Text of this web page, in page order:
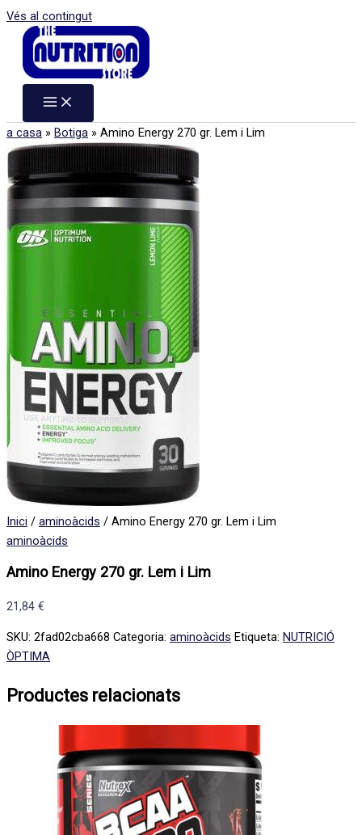
Vés al contingut
a casa » Botiga » Amino Energy 270 gr. Lem i Lim
Inici / aminoàcids / Amino Energy 270 gr. Lem i Lim
aminoàcids
Amino Energy 270 gr. Lem i Lim
21,84 €
SKU: 2fad02cba668 Categoria: aminoàcids Etiqueta: NUTRICIÓ
ÒPTIMA
Productes relacionats